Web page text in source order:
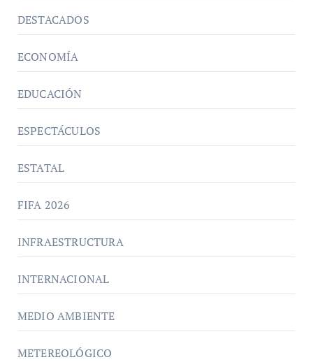
DESTACADOS
ECONOMÍA
EDUCACIÓN
ESPECTÁCULOS
ESTATAL
FIFA 2026
INFRAESTRUCTURA
INTERNACIONAL
MEDIO AMBIENTE
METEREOLÓGICO